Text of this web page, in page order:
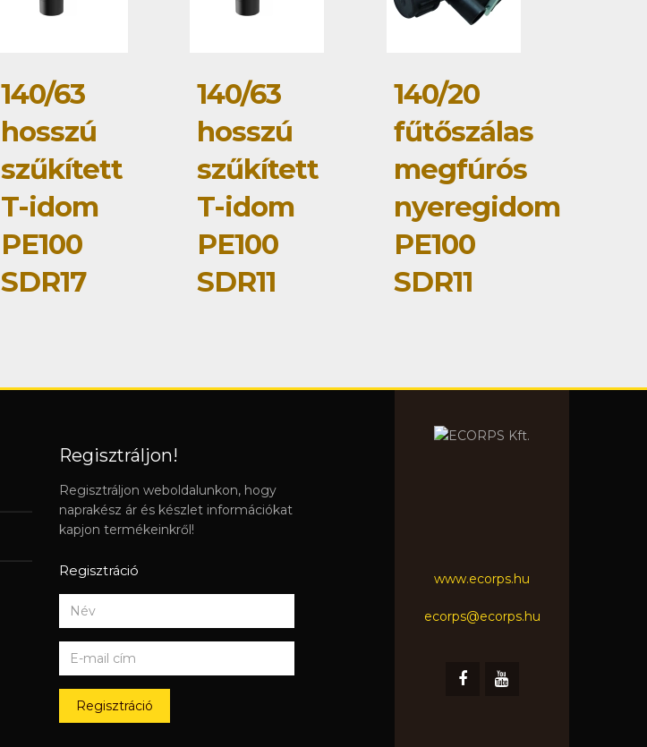
140/63
hosszú
szűkített
T-idom
PE100
SDR17
140/63
hosszú
szűkített
T-idom
PE100
SDR11
140/20
fűtőszálas
megfúrós
nyeregidom
PE100
SDR11
Regisztráljon!
Regisztráljon weboldalunkon, hogy
naprakész ár és készlet információkat
kapjon termékeinkről!
Regisztráció
Regisztráció
www.ecorps.hu
ecorps@ecorps.hu